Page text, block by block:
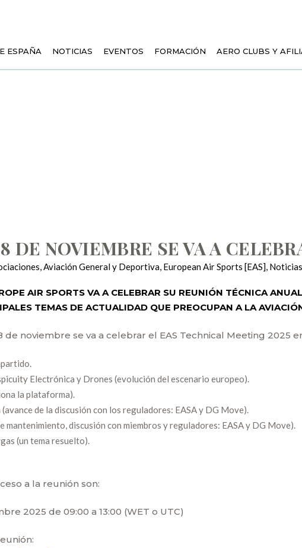
ESPAÑA NOTICIAS EVENTOS FORMACIÓN AERO CLUBS Y
DE NOVIEMBRE SE VA A
,Aviación General y Deportiva, European Air Sports [EAS], Noticias
AIR SPORTS VA A CELEBRAR SU REUNIÓN TÉCNICA
TEMAS DE ACTUALIDAD QUE PREOCUPAN A LA
de noviembre se va a celebrar el EAS Technical Meeting 2025
Electrónica y Drones (evolución del escenario europeo).
la plataforma).
de la discusión con los reguladores: EASA y DG Move).
mantenimiento, discusión con miembros y reguladores: EASA y DG Move).
(un tema resuelto).
a la reunión son:
2025 de 09:00 a 13:00 (WET o UTC)